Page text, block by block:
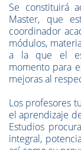
Se constituirá
Master, que
coordinador
módulos,
a la que el
momento para
mejoras al
Los profesores
el aprendizaje
Estudios
integral,